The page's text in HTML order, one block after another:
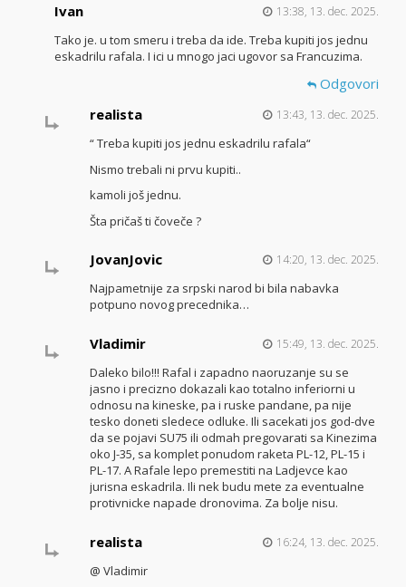
Ivan 13:38, 13. dec. 2025.
Tako je. u tom smeru i treba da ide. Treba kupiti jos jednu
eskadrilu rafala. I ici u mnogo jaci ugovor sa Francuzima.
Odgovori
realista
13:43, 13. dec. 2025.
“ Treba kupiti jos jednu eskadrilu rafala“
Nismo trebali ni prvu kupiti..
kamoli još jednu.
Šta pričaš ti čoveče ?
JovanJovic 14:20, 13. dec. 2025.
Najpametnije za srpski narod bi bila nabavka
potpuno novog precednika…
Vladimir 15:49, 13. dec. 2025.
Daleko bilo!!! Rafal i zapadno naoruzanje su se
jasno i precizno dokazali kao totalno inferiorni u
odnosu na kineske, pa i ruske pandane, pa nije
tesko doneti sledece odluke. Ili sacekati jos god-dve
da se pojavi SU75 ili odmah pregovarati sa Kinezima
oko J-35, sa komplet ponudom raketa PL-12, PL-15 i
PL-17. A Rafale lepo premestiti na Ladjevce kao
jurisna eskadrila. Ili nek budu mete za eventualne
protivnicke napade dronovima. Za bolje nisu.
realista 16:24, 13. dec. 2025.
@ Vladimir